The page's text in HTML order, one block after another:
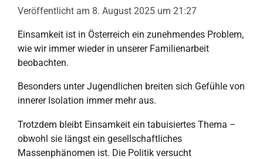
Veröffentlicht am 8. August 2025 um 21:27
Einsamkeit ist in Österreich ein zunehmendes Problem,
wie wir immer wieder in unserer Familienarbeit
beobachten.
Besonders unter Jugendlichen breiten sich Gefühle von
innerer Isolation immer mehr aus.
Trotzdem bleibt Einsamkeit ein tabuisiertes Thema –
obwohl sie längst ein gesellschaftliches
Massenphänomen ist. Die Politik versucht